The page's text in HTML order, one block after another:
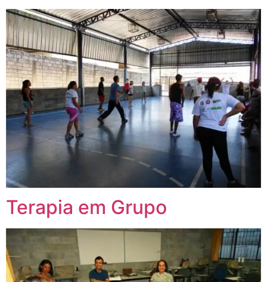
Terapia em Grupo